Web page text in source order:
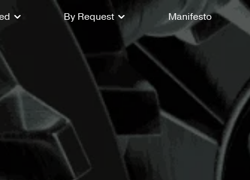
By Request Manifesto